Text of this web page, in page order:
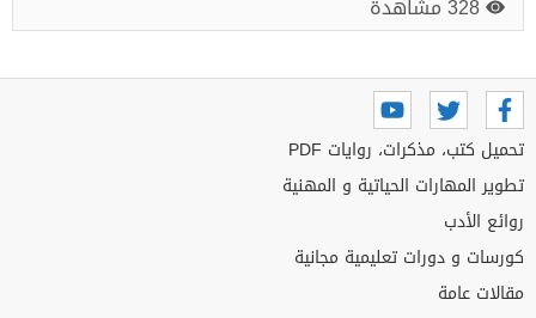
328 مشاهدة
تحميل كتب، مذكرات، روايات PDF
تطوير المهارات الحياتية و المهنية
روائع الأدب
كورسات و دورات تعليمية مجانية
مقالات عامة